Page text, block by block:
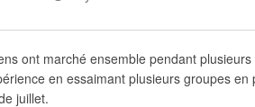
ont marché ensemble pendant
en essaimant plusieurs groupes
juillet.